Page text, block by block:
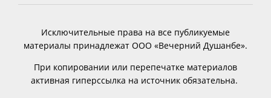
Исключительные права на все публикуемые
материалы принадлежат ООО «Вечерний Душанбе».
При копировании или перепечатке материалов
активная гиперссылка на источник обязательна.